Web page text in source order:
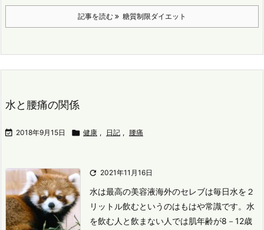
記事を読む 糖質制限ダイエット
水と腰痛の関係
 2018年9月15日  健康 , 日記 , 腰痛
 2021年11月16日
水は最高の美容液海外のセレブは毎日水を２
リットル飲むというのはもはや常識です。 水
を飲む人と飲まない人では肌年齢が8－12歳